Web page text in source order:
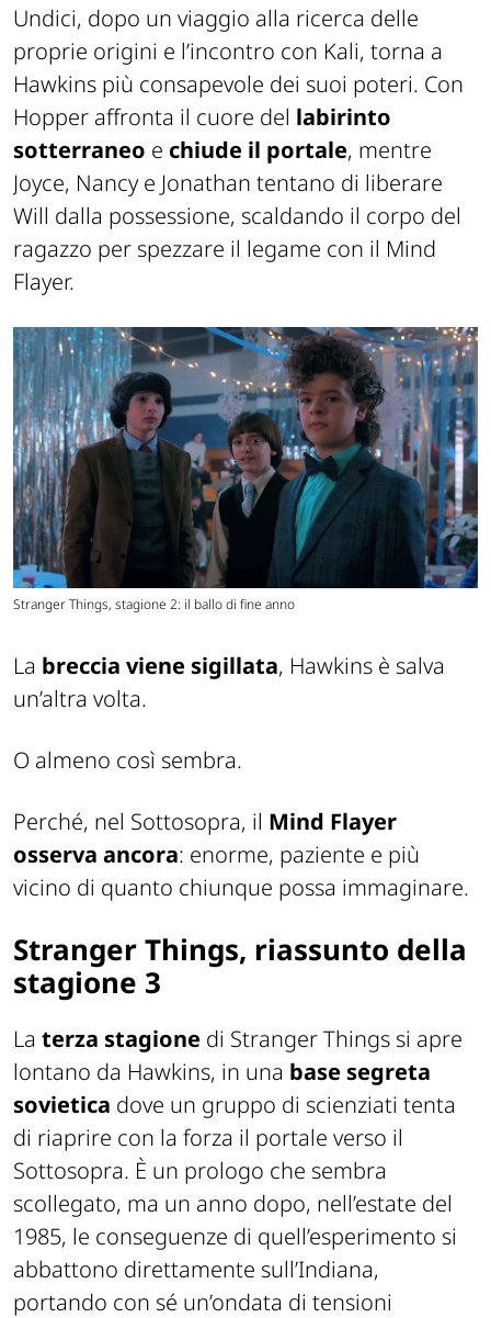
Undici, dopo un viaggio alla ricerca delle
proprie origini e l’incontro con Kali, torna a
Hawkins più consapevole dei suoi poteri. Con
Hopper affronta il cuore del labirinto
sotterraneo e chiude il portale, mentre
Joyce, Nancy e Jonathan tentano di liberare
Will dalla possessione, scaldando il corpo del
ragazzo per spezzare il legame con il Mind
Flayer.
Stranger Things, stagione 2: il ballo di fine anno
La breccia viene sigillata, Hawkins è salva
un’altra volta.
O almeno così sembra.
Perché, nel Sottosopra, il Mind Flayer
osserva ancora: enorme, paziente e più
vicino di quanto chiunque possa immaginare.
Stranger Things, riassunto della
stagione 3
La terza stagione di Stranger Things si apre
lontano da Hawkins, in una base segreta
sovietica dove un gruppo di scienziati tenta
di riaprire con la forza il portale verso il
Sottosopra. È un prologo che sembra
scollegato, ma un anno dopo, nell’estate del
1985, le conseguenze di quell’esperimento si
abbattono direttamente sull’Indiana,
portando con sé un’ondata di tensioni